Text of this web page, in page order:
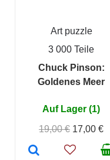
Art puzzle
3 000 Teile
Chuck Pinson:
Goldenes Meer
Auf Lager (1)
19,00 € 17,00 €